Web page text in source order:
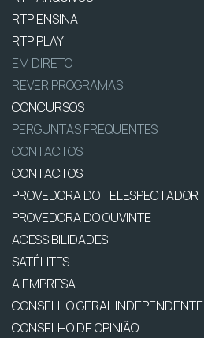
RTP ENSINA
RTP PLAY
EM DIRETO
REVER PROGRAMAS
CONCURSOS
PERGUNTAS FREQUENTES
CONTACTOS
CONTACTOS
PROVEDORA DO TELESPECTADOR
PROVEDORA DO OUVINTE
ACESSIBILIDADES
SATÉLITES
A EMPRESA
CONSELHO GERAL INDEPENDENTE
CONSELHO DE OPINIÃO